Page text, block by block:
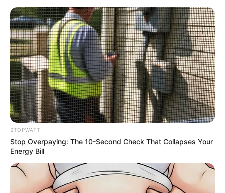
This Movie Is The Main Reason Ukraine Has Not
Lost To Russia
BRAINBERRIES
Gina Carano Finally Admits What Some Suspected
All Along
STOPWATT
Stop Overpaying: The 10-Second Check That Collapses Your
Energy Bill